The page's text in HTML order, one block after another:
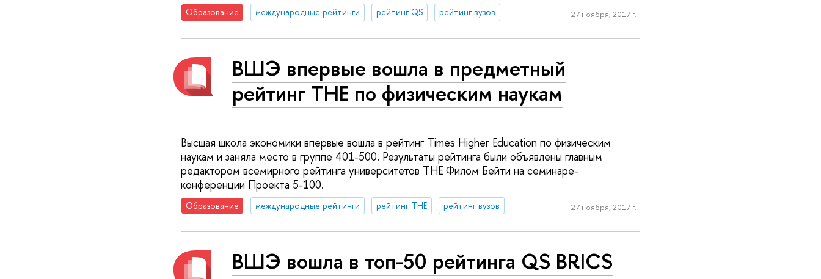
Образование международные рейтинги рейтинг QS рейтинг вузов 27 ноября, 2017 г.
ВШЭ впервые вошла в предметный
рейтинг ТНЕ по физическим наукам
Высшая школа экономики впервые вошла в рейтинг Times Higher Education по физическим
наукам и заняла место в группе 401-500. Результаты рейтинга были объявлены главным
редактором всемирного рейтинга университетов THE Филом Бейти на семинаре-
конференции Проекта 5-100.
Образование международные рейтинги рейтинг THE рейтинг вузов 27 ноября, 2017 г.
ВШЭ вошла в топ-50 рейтинга QS BRICS